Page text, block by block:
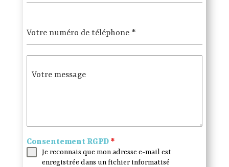
Votre numéro de téléphone *
Votre message
Consentement RGPD *
Je reconnais que mon adresse e-mail est
enregistrée dans un fichier informatisé